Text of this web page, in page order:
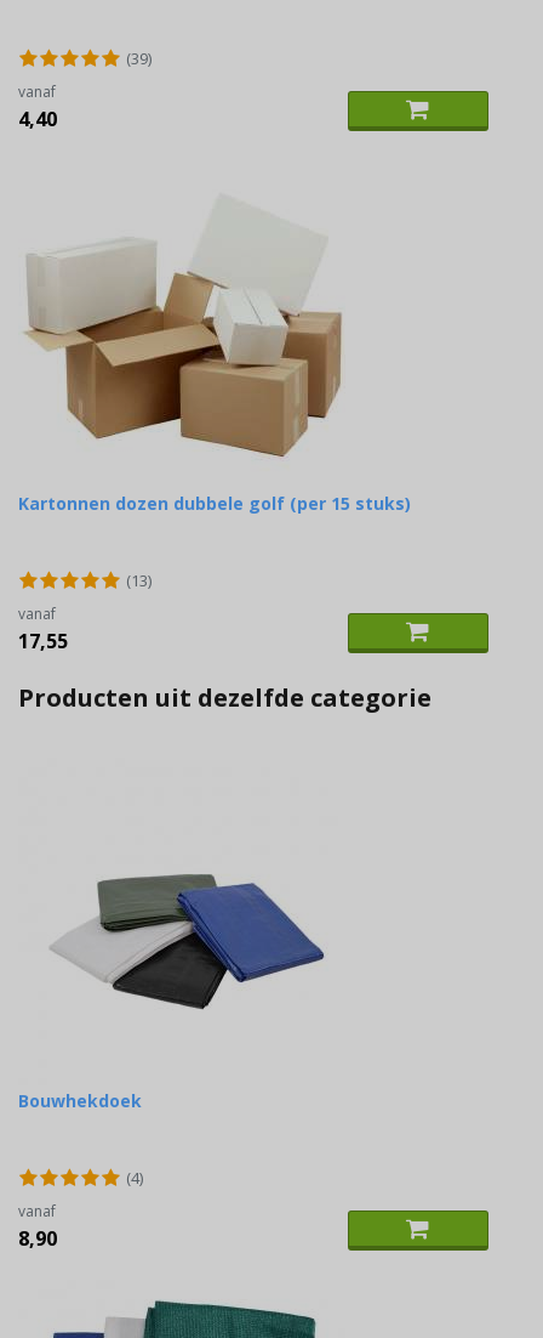
(39)
vanaf
4,40
Kartonnen dozen dubbele golf (per 15 stuks)
(13)
vanaf
17,55
Producten uit dezelfde categorie
Bouwhekdoek
(4)
vanaf
8,90